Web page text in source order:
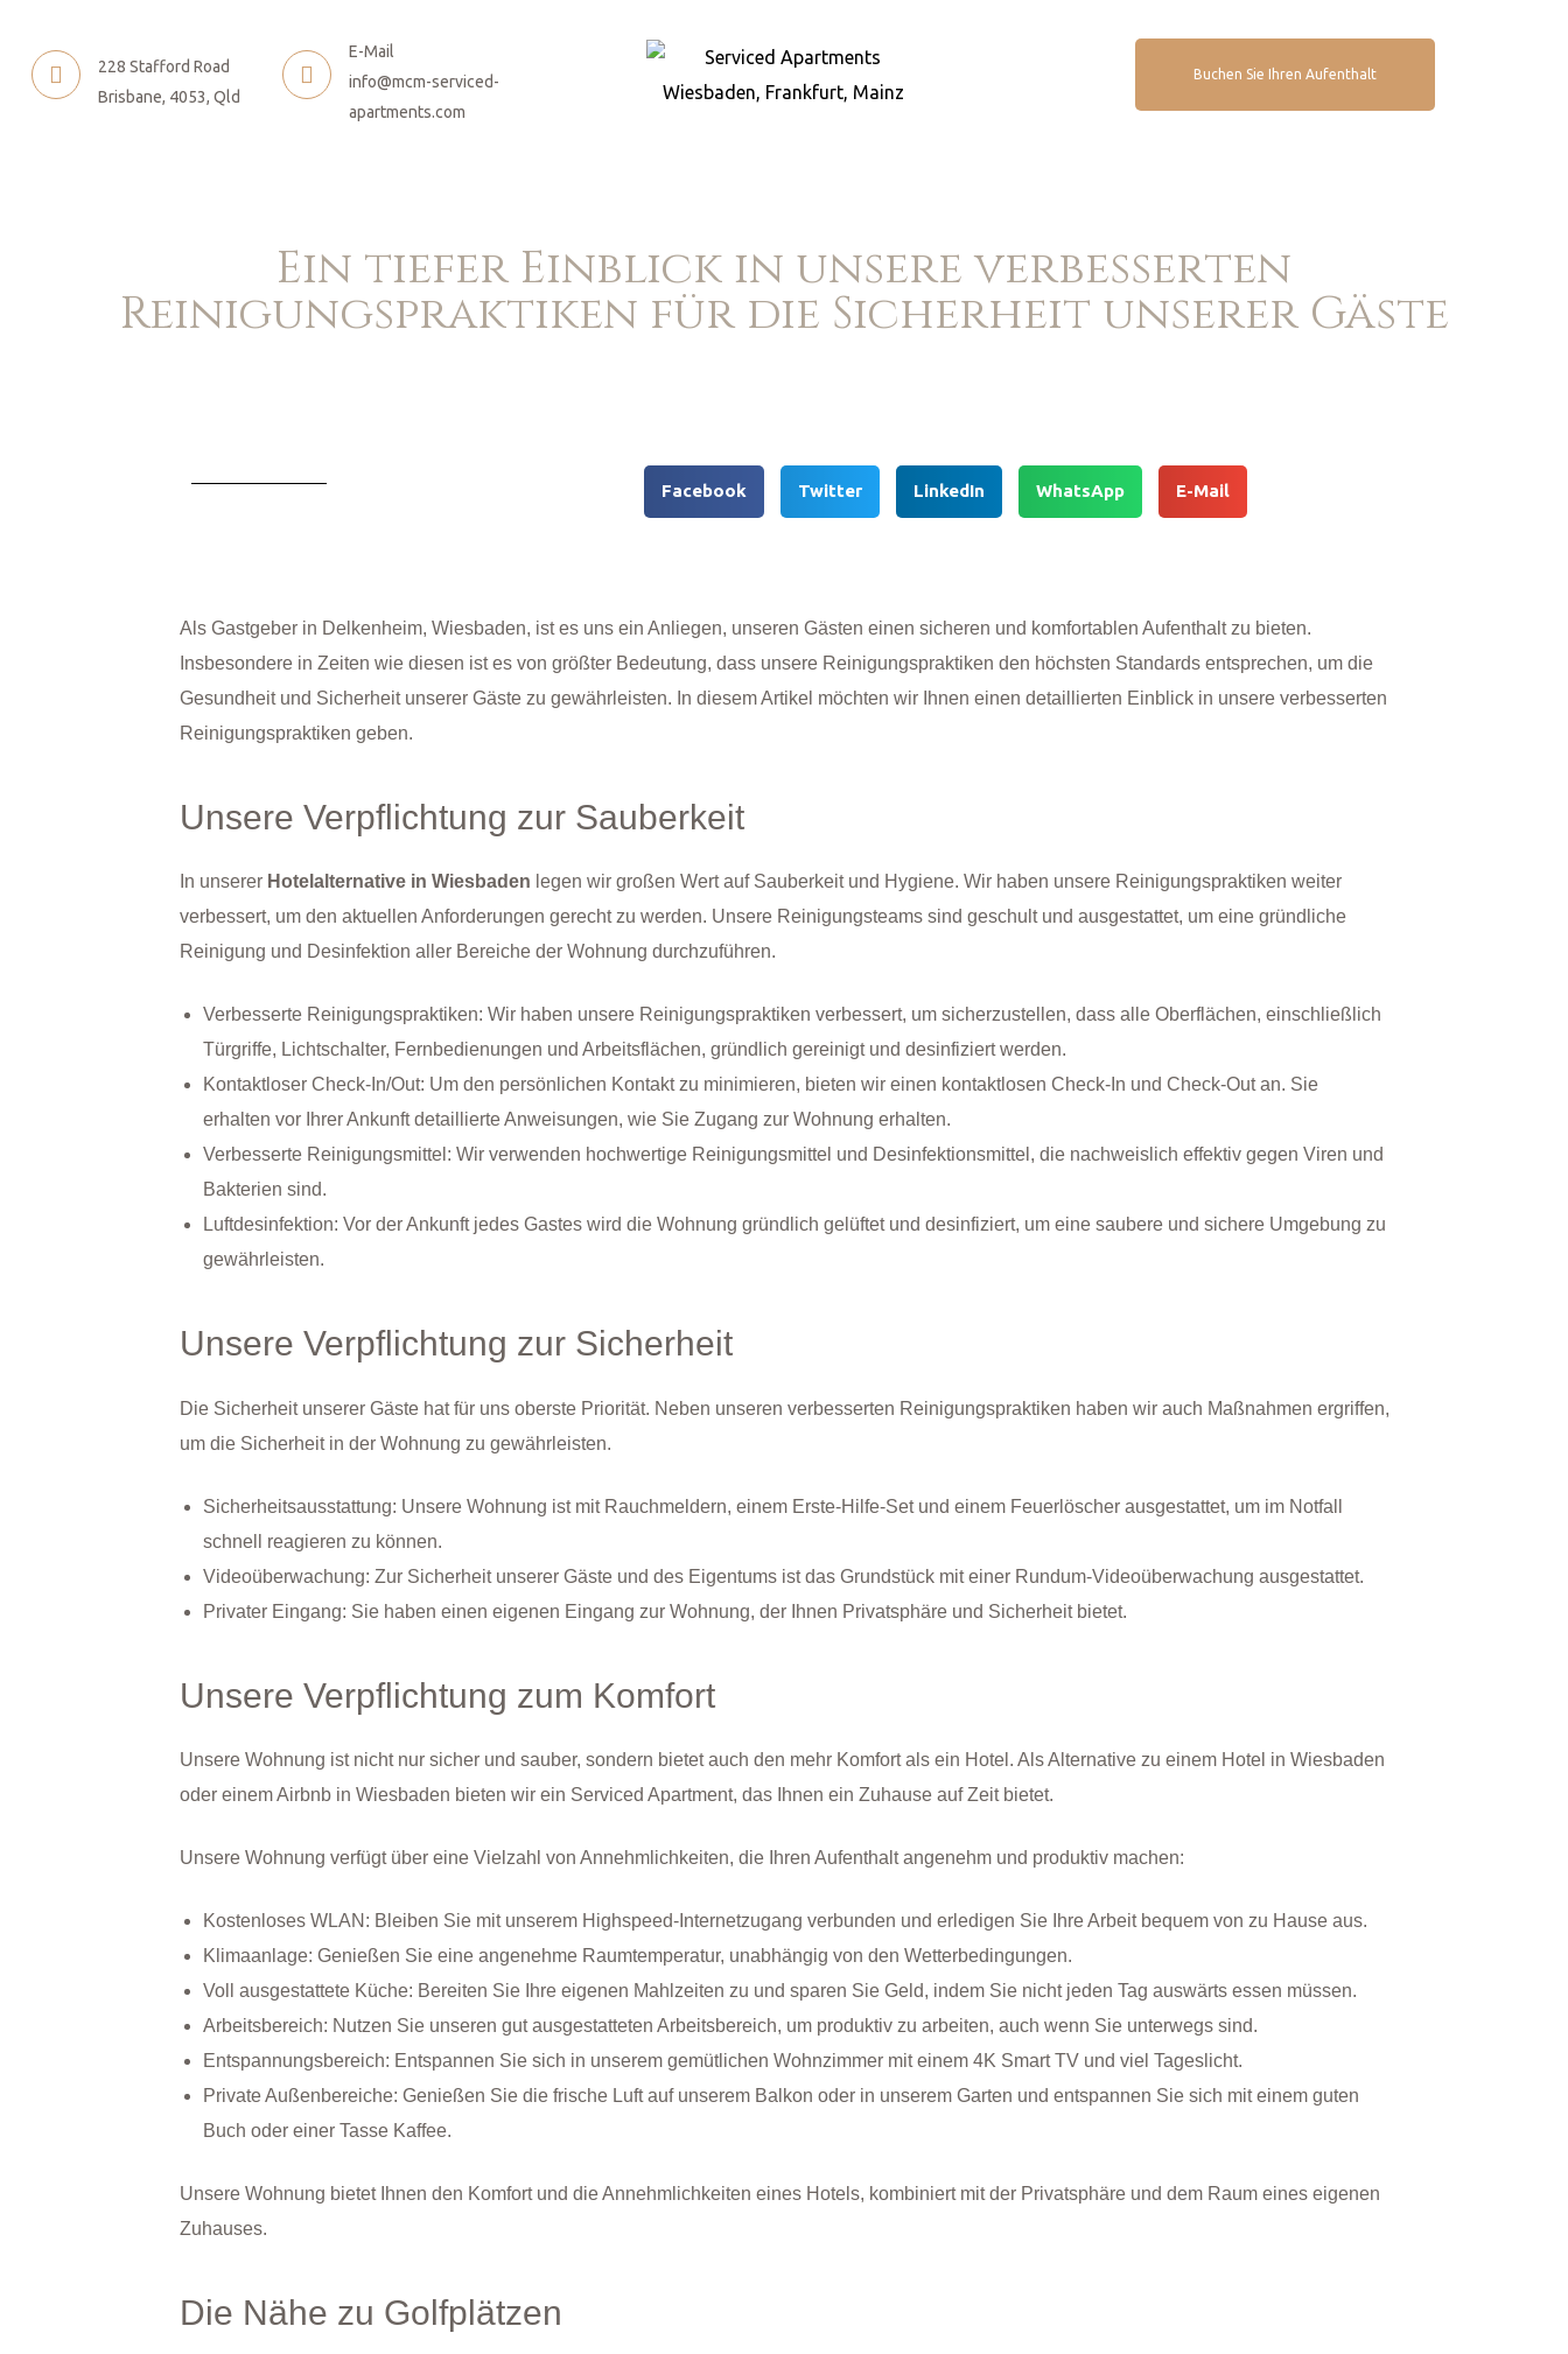
228 Stafford Road
Brisbane, 4053, Qld
E-Mail
info@mcm-serviced-
apartments.com
Buchen Sie Ihren Aufenthalt
Ein tiefer Einblick in unsere verbesserten
Reinigungspraktiken für die Sicherheit unserer Gäste
Facebook Twitter LinkedIn WhatsApp E-Mail
Als Gastgeber in Delkenheim, Wiesbaden, ist es uns ein Anliegen, unseren Gästen einen sicheren und komfortablen Aufenthalt zu bieten.
Insbesondere in Zeiten wie diesen ist es von größter Bedeutung, dass unsere Reinigungspraktiken den höchsten Standards entsprechen, um die
Gesundheit und Sicherheit unserer Gäste zu gewährleisten. In diesem Artikel möchten wir Ihnen einen detaillierten Einblick in unsere verbesserten
Reinigungspraktiken geben.
Unsere Verpflichtung zur Sauberkeit
In unsererHotelalternative in Wiesbaden legen wir großen Wert auf Sauberkeit und Hygiene. Wir haben unsere Reinigungspraktiken weiter
verbessert, um den aktuellen Anforderungen gerecht zu werden. Unsere Reinigungsteams sind geschult und ausgestattet, um eine gründliche
Reinigung und Desinfektion aller Bereiche der Wohnung durchzuführen.
Verbesserte Reinigungspraktiken: Wir haben unsere Reinigungspraktiken verbessert, um sicherzustellen, dass alle Oberflächen, einschließlich
Türgriffe, Lichtschalter, Fernbedienungen und Arbeitsflächen, gründlich gereinigt und desinfiziert werden.
Kontaktloser Check-In/Out: Um den persönlichen Kontakt zu minimieren, bieten wir einen kontaktlosen Check-In und Check-Out an. Sie
erhalten vor Ihrer Ankunft detaillierte Anweisungen, wie Sie Zugang zur Wohnung erhalten.
Verbesserte Reinigungsmittel: Wir verwenden hochwertige Reinigungsmittel und Desinfektionsmittel, die nachweislich effektiv gegen Viren und
Bakterien sind.
Luftdesinfektion: Vor der Ankunft jedes Gastes wird die Wohnung gründlich gelüftet und desinfiziert, um eine saubere und sichere Umgebung zu
gewährleisten.
Unsere Verpflichtung zur Sicherheit
Die Sicherheit unserer Gäste hat für uns oberste Priorität. Neben unseren verbesserten Reinigungspraktiken haben wir auch Maßnahmen ergriffen,
um die Sicherheit in der Wohnung zu gewährleisten.
Sicherheitsausstattung: Unsere Wohnung ist mit Rauchmeldern, einem Erste-Hilfe-Set und einem Feuerlöscher ausgestattet, um im Notfall
schnell reagieren zu können.
Videoüberwachung: Zur Sicherheit unserer Gäste und des Eigentums ist das Grundstück mit einer Rundum-Videoüberwachung ausgestattet.
Privater Eingang: Sie haben einen eigenen Eingang zur Wohnung, der Ihnen Privatsphäre und Sicherheit bietet.
Unsere Verpflichtung zum Komfort
Unsere Wohnung ist nicht nur sicher und sauber, sondern bietet auch den mehr Komfort als ein Hotel. Als Alternative zu einem Hotel in Wiesbaden
oder einem Airbnb in Wiesbaden bieten wir ein Serviced Apartment, das Ihnen ein Zuhause auf Zeit bietet.
Unsere Wohnung verfügt über eine Vielzahl von Annehmlichkeiten, die Ihren Aufenthalt angenehm und produktiv machen:
Kostenloses WLAN: Bleiben Sie mit unserem Highspeed-Internetzugang verbunden und erledigen Sie Ihre Arbeit bequem von zu Hause aus.
Klimaanlage: Genießen Sie eine angenehme Raumtemperatur, unabhängig von den Wetterbedingungen.
Voll ausgestattete Küche: Bereiten Sie Ihre eigenen Mahlzeiten zu und sparen Sie Geld, indem Sie nicht jeden Tag auswärts essen müssen.
Arbeitsbereich: Nutzen Sie unseren gut ausgestatteten Arbeitsbereich, um produktiv zu arbeiten, auch wenn Sie unterwegs sind.
Entspannungsbereich: Entspannen Sie sich in unserem gemütlichen Wohnzimmer mit einem 4K Smart TV und viel Tageslicht.
Private Außenbereiche: Genießen Sie die frische Luft auf unserem Balkon oder in unserem Garten und entspannen Sie sich mit einem guten
Buch oder einer Tasse Kaffee.
Unsere Wohnung bietet Ihnen den Komfort und die Annehmlichkeiten eines Hotels, kombiniert mit der Privatsphäre und dem Raum eines eigenen
Zuhauses.
Die Nähe zu Golfplätzen